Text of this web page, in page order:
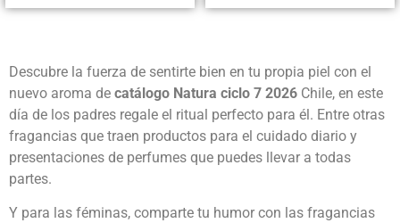
Descubre la fuerza de sentirte bien en tu propia piel con el
nuevo aroma de catálogo Natura ciclo 7 2026 Chile, en este
día de los padres regale el ritual perfecto para él. Entre otras
fragancias que traen productos para el cuidado diario y
presentaciones de perfumes que puedes llevar a todas
partes.
Y para las féminas, comparte tu humor con las fragancias